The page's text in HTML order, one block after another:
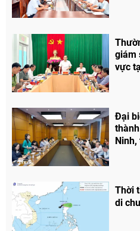
giám
vực
Đại
Thời
di